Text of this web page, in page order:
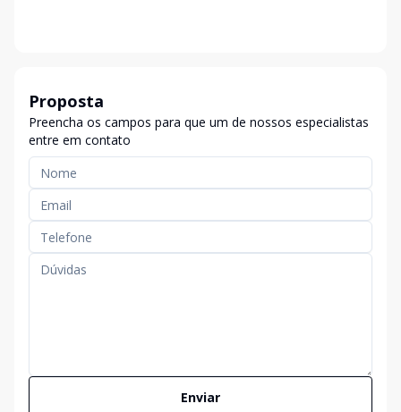
Proposta
Preencha os campos para que um de nossos especialistas
entre em contato
Enviar